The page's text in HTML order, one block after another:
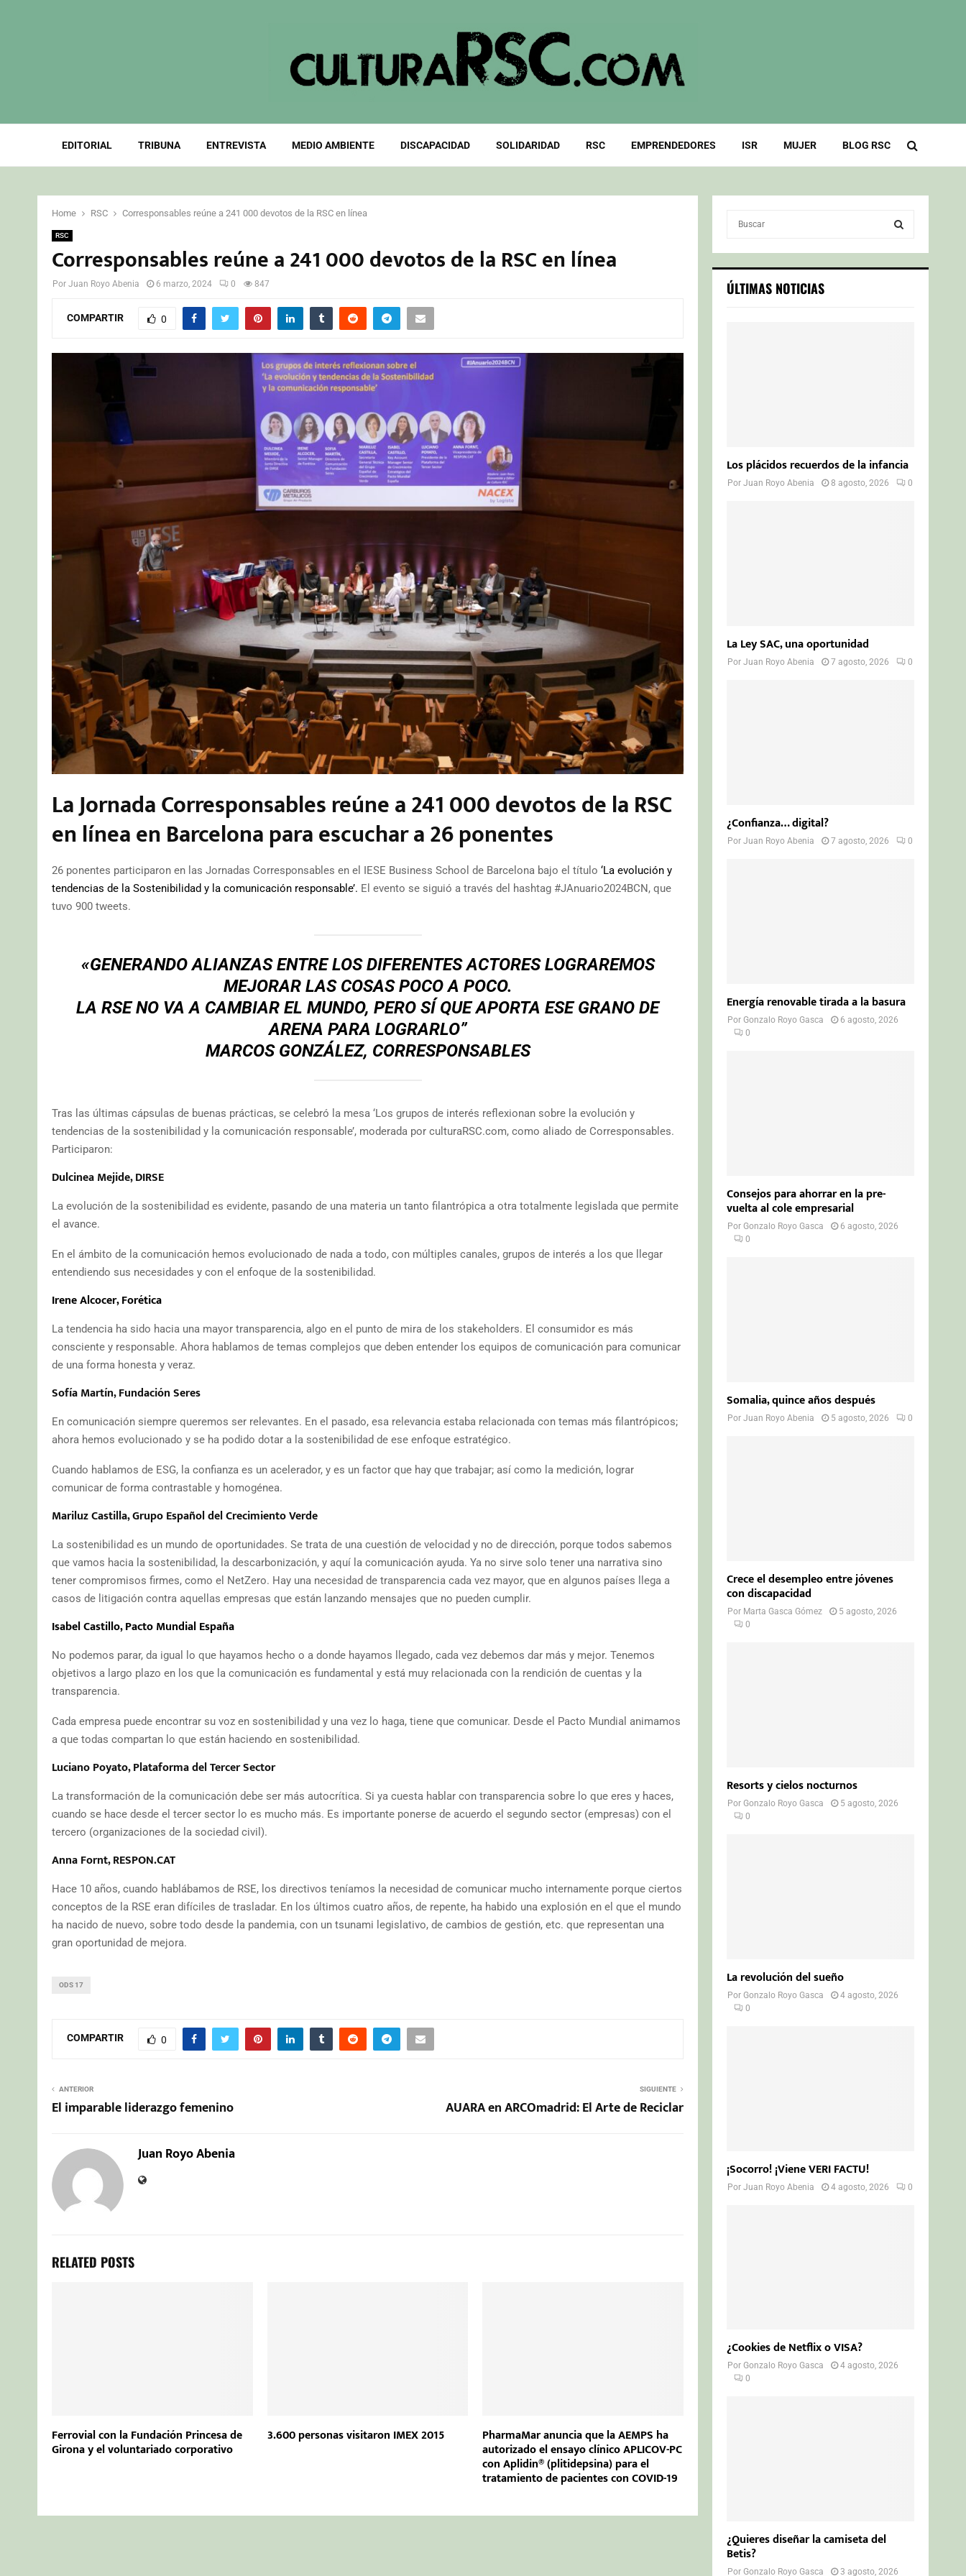
EDITORIAL TRIBUNA ENTREVISTA MEDIO AMBIENTE DISCAPACIDAD SOLIDARIDAD RSC EMPRENDEDORES ISR MUJER BLOG RSC
Home RSC Corresponsables reúne a 241 000 devotos de la RSC en línea
RSC
Corresponsables reúne a 241 000 devotos de la RSC en línea
Por Juan Royo Abenia 6 marzo, 2024 0 847
COMPARTIR 0
La Jornada Corresponsables reúne a 241 000 devotos de la RSC
en línea en Barcelona para escuchar a 26 ponentes
26 ponentes participaron en las Jornadas Corresponsables en el IESE Business School de Barcelona bajo el título ‘La evolución y
tendencias de la Sostenibilidad y la comunicación responsable’. El evento se siguió a través del hashtag #JAnuario2024BCN, que
tuvo 900 tweets.
«GENERANDO ALIANZAS ENTRE LOS DIFERENTES ACTORES LOGRAREMOS
MEJORAR LAS COSAS POCO A POCO.
LA RSE NO VA A CAMBIAR EL MUNDO, PERO SÍ QUE APORTA ESE GRANO DE
ARENA PARA LOGRARLO”
MARCOS GONZÁLEZ, CORRESPONSABLES
Tras las últimas cápsulas de buenas prácticas, se celebró la mesa ‘Los grupos de interés reflexionan sobre la evolución y
tendencias de la sostenibilidad y la comunicación responsable’, moderada por culturaRSC.com, como aliado de Corresponsables.
Participaron:
Dulcinea Mejide, DIRSE
La evolución de la sostenibilidad es evidente, pasando de una materia un tanto filantrópica a otra totalmente legislada que permite
el avance.
En el ámbito de la comunicación hemos evolucionado de nada a todo, con múltiples canales, grupos de interés a los que llegar
entendiendo sus necesidades y con el enfoque de la sostenibilidad.
Irene Alcocer, Forética
La tendencia ha sido hacia una mayor transparencia, algo en el punto de mira de los stakeholders. El consumidor es más
consciente y responsable. Ahora hablamos de temas complejos que deben entender los equipos de comunicación para comunicar
de una forma honesta y veraz.
Sofía Martín, Fundación Seres
En comunicación siempre queremos ser relevantes. En el pasado, esa relevancia estaba relacionada con temas más filantrópicos;
ahora hemos evolucionado y se ha podido dotar a la sostenibilidad de ese enfoque estratégico.
Cuando hablamos de ESG, la confianza es un acelerador, y es un factor que hay que trabajar; así como la medición, lograr
comunicar de forma contrastable y homogénea.
Mariluz Castilla, Grupo Español del Crecimiento Verde
La sostenibilidad es un mundo de oportunidades. Se trata de una cuestión de velocidad y no de dirección, porque todos sabemos
que vamos hacia la sostenibilidad, la descarbonización, y aquí la comunicación ayuda. Ya no sirve solo tener una narrativa sino
tener compromisos firmes, como el NetZero. Hay una necesidad de transparencia cada vez mayor, que en algunos países llega a
casos de litigación contra aquellas empresas que están lanzando mensajes que no pueden cumplir.
Isabel Castillo, Pacto Mundial España
No podemos parar, da igual lo que hayamos hecho o a donde hayamos llegado, cada vez debemos dar más y mejor. Tenemos
objetivos a largo plazo en los que la comunicación es fundamental y está muy relacionada con la rendición de cuentas y la
transparencia.
Cada empresa puede encontrar su voz en sostenibilidad y una vez lo haga, tiene que comunicar. Desde el Pacto Mundial animamos
a que todas compartan lo que están haciendo en sostenibilidad.
Luciano Poyato, Plataforma del Tercer Sector
La transformación de la comunicación debe ser más autocrítica. Si ya cuesta hablar con transparencia sobre lo que eres y haces,
cuando se hace desde el tercer sector lo es mucho más. Es importante ponerse de acuerdo el segundo sector (empresas) con el
tercero (organizaciones de la sociedad civil).
Anna Fornt, RESPON.CAT
Hace 10 años, cuando hablábamos de RSE, los directivos teníamos la necesidad de comunicar mucho internamente porque ciertos
conceptos de la RSE eran difíciles de trasladar. En los últimos cuatro años, de repente, ha habido una explosión en el que el mundo
ha nacido de nuevo, sobre todo desde la pandemia, con un tsunami legislativo, de cambios de gestión, etc. que representan una
gran oportunidad de mejora.
ODS 17
COMPARTIR 0
ANTERIOR
El imparable liderazgo femenino
SIGUIENTE
AUARA en ARCOmadrid: El Arte de Reciclar
Juan Royo Abenia
RELATED POSTS
Ferrovial con la Fundación Princesa de
Girona y el voluntariado corporativo
3.600 personas visitaron IMEX 2015 PharmaMar anuncia que la AEMPS ha
autorizado el ensayo clínico APLICOV-PC
con Aplidin® (plitidepsina) para el
tratamiento de pacientes con COVID-19
c
h
S
ÚLTIMAS NOTICIAS
Los plácidos recuerdos de la infancia
PorJuan Royo Abenia 8 agosto, 2026 0
La Ley SAC, una oportunidad
PorJuan Royo Abenia 7 agosto, 2026 0
¿Confianza… digital?
PorJuan Royo Abenia 7 agosto, 2026 0
Energía renovable tirada a la basura
PorGonzalo Royo Gasca
6 agosto, 2026
0
Consejos para ahorrar en la pre-
vuelta al cole empresarial
PorGonzalo Royo Gasca
6 agosto, 2026
0
Somalia, quince años después
PorJuan Royo Abenia 5 agosto, 2026 0
Crece el desempleo entre jóvenes
con discapacidad
Por Marta Gasca Gómez
5 agosto, 2026
0
Resorts y cielos nocturnos
PorGonzalo Royo Gasca
5 agosto, 2026
0
La revolución del sueño
PorGonzalo Royo Gasca
4 agosto, 2026
0
¡Socorro! ¡Viene VERI FACTU!
PorJuan Royo Abenia 4 agosto, 2026 0
¿Cookies de Netflix o VISA?
PorGonzalo Royo Gasca
4 agosto, 2026
0
¿Quieres diseñar la camiseta del
Betis?
PorGonzalo Royo Gasca 3 agosto, 2026